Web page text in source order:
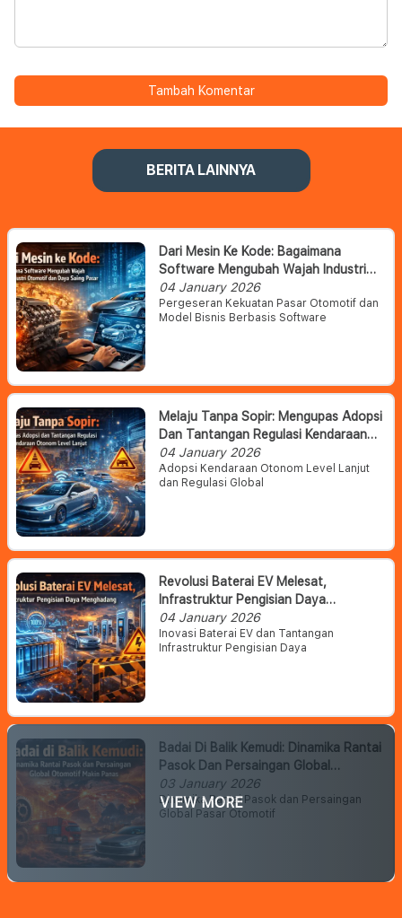
Tambah Komentar
BERITA LAINNYA
Dari Mesin Ke Kode: Bagaimana
Software Mengubah Wajah Industri
Otomotif Dan Daya Saing Pasar
04 January 2026
Pergeseran Kekuatan Pasar Otomotif dan
Model Bisnis Berbasis Software
Melaju Tanpa Sopir: Mengupas Adopsi
Dan Tantangan Regulasi Kendaraan
Otonom Level Lanjut
04 January 2026
Adopsi Kendaraan Otonom Level Lanjut
dan Regulasi Global
Revolusi Baterai EV Melesat,
Infrastruktur Pengisian Daya
Menghadang
04 January 2026
Inovasi Baterai EV dan Tantangan
Infrastruktur Pengisian Daya
Badai Di Balik Kemudi: Dinamika Rantai
Pasok Dan Persaingan Global
Otomotif Makin Panas
03 January 2026
Dinamika Rantai Pasok dan Persaingan
Global Pasar Otomotif
VIEW MORE